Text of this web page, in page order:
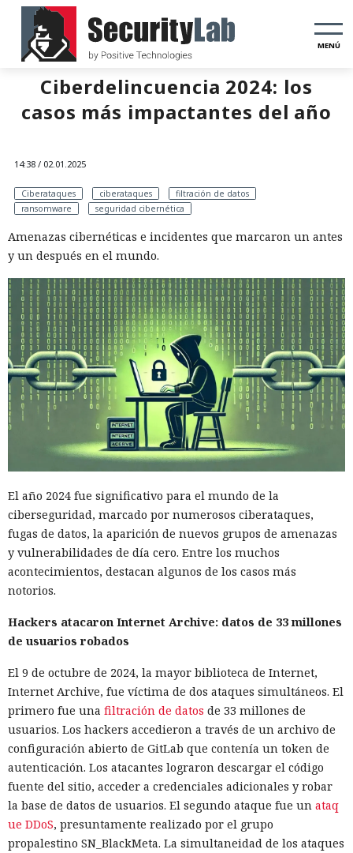
MENÚ
Ciberdelincuencia 2024: los
casos más impactantes del año
14:38 / 02.01.2025
Ciberataques ciberataques
filtración de datos
ransomware
seguridad cibernética
Amenazas cibernéticas e incidentes que marcaron un antes
y un después en el mundo.
El año 2024 fue significativo para el mundo de la
ciberseguridad, marcado por numerosos ciberataques,
fugas de datos, la aparición de nuevos grupos de amenazas
y vulnerabilidades de día cero. Entre los muchos
acontecimientos, destacan algunos de los casos más
notorios.
Hackers atacaron Internet Archive: datos de 33 millones
de usuarios robados
El 9 de octubre de 2024, la mayor biblioteca de Internet,
Internet Archive, fue víctima de dos ataques simultáneos. El
primero fue una filtración de datos de 33 millones de
usuarios. Los hackers accedieron a través de un archivo de
configuración abierto de GitLab que contenía un token de
autenticación. Los atacantes lograron descargar el código
fuente del sitio, acceder a credenciales adicionales y robar
la base de datos de usuarios. El segundo ataque fue un ataq
ue DDoS, presuntamente realizado por el grupo
propalestino SN_BlackMeta. La simultaneidad de los ataques